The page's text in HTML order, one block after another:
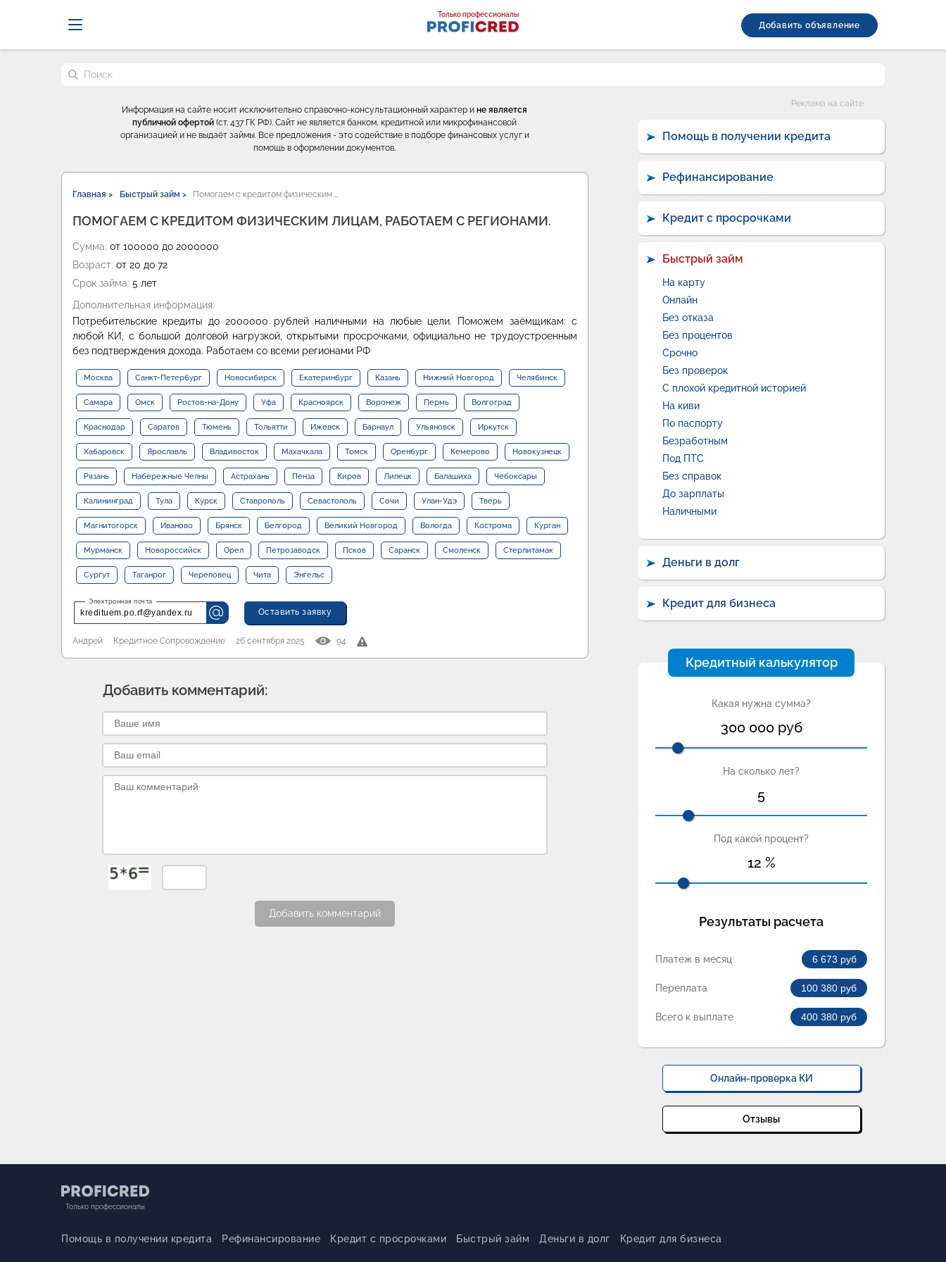
Только профессионалы
Добавить объявление
Поиск по сайту
Информация на сайте носит исключительно справочно-консультационный характер ине является
публичной офертой (ст. 437 ГК РФ). Сайт не является банком, кредитной или микрофинансовой
организацией и не выдаёт займы. Все предложения - это содействие в подборе финансовых услуг и
помощь в оформлении документов.
Главная > Быстрый займ > Помогаем с кредитом физическим …
ПОМОГАЕМ С КРЕДИТОМ ФИЗИЧЕСКИМ ЛИЦАМ, РАБОТАЕМ С РЕГИОНАМИ.
Сумма: от 100000 до 2000000
Возраст: от 20 до 72
Срок займа: 5 лет
Дополнительная информация:
Потребительские кредиты до 2000000 рублей наличными на любые цели. Поможем заёмщикам: с
любой КИ, с большой долговой нагрузкой, открытыми просрочками, официально не трудоустроенным
без подтверждения дохода. Работаем со всеми регионами РФ
Москва Санкт-Петербург Новосибирск Екатеринбург Казань Нижний Новгород Челябинск
Самара Омск Ростов-на-Дону Уфа Красноярск Воронеж Пермь Волгоград
Краснодар Саратов Тюмень Тольятти Ижевск Барнаул Ульяновск Иркутск
Хабаровск Ярославль Владивосток Махачкала Томск Оренбург Кемерово Новокузнецк
Рязань Набережные Челны Астрахань Пенза Киров Липецк Балашиха Чебоксары
Калининград Тула Курск Ставрополь Севастополь Сочи Улан-Удэ Тверь
Магнитогорск Иваново Брянск Белгород Великий Новгород Вологда Кострома Курган
Мурманск Новороссийск Орел Петрозаводск Псков Саранск Смоленск Стерлитамак
Сургут Таганрог Череповец Чита Энгельс
kredituem.po.rf@yandex.ru Оставить заявку
Андрей Кредитное Сопровождение 26 сентября 2025 94
Добавить комментарий:
Добавить комментарий
Реклама на сайте
Помощь в получении кредита
Рефинансирование
Кредит с просрочками
Быстрый займ
На карту
Онлайн
Без отказа
Без процентов
Срочно
Без проверок
С плохой кредитной историей
На киви
По паспорту
Безработным
Под ПТС
Без справок
До зарплаты
Наличными
Деньги в долг
Кредит для бизнеса
Кредитный калькулятор
Какая нужна сумма?
300 000руб
На сколько лет?
5
Под какой процент?
12 %
Результаты расчета
Платеж в месяц 6 673 руб
Переплата 100 380 руб
Всего к выплате 400 380 руб
Онлайн-проверка КИ
Отзывы
Только профессионалы
Помощь в получении кредита Рефинансирование Кредит с просрочками Быстрый займ Деньги в долг Кредит для бизнеса